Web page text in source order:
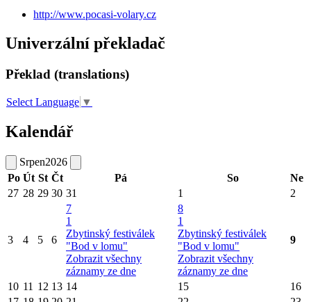
http://www.pocasi-volary.cz
Univerzální překladač
Překlad (translations)
Select Language ▼
Kalendář
Srpen2026
Po Út St Čt Pá So
Ne
27 28 29 30 31 1 2
3 4 5 6
7
1
Zbytinský festiválek
"Bod v lomu"
Zobrazit všechny
záznamy ze dne
8
1
Zbytinský festiválek
"Bod v lomu"
Zobrazit všechny
záznamy ze dne
9
10 11 12 13 14 15
16